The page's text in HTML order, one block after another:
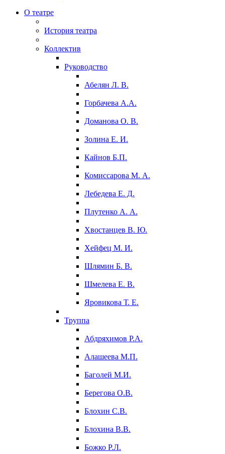
О театре
История театра
Коллектив
Руководство
Абелян Л. В.
Горбачева А.А.
Доманова О. В.
Золина Е. И.
Кайнов Б.П.
Комиссарова М. А.
Лебедева Е. Д.
Плутенко А. А.
Хвостанцев В. Ю.
Хейфец М. И.
Шлямин Б. В.
Шмелева Е. В.
Яровикова Т. Е.
Труппа
Абдряхимов Р.А.
Алашеева М.П.
Баголей М.И.
Берегова О.В.
Блохин С.В.
Блохина В.В.
Божко Р.Л.